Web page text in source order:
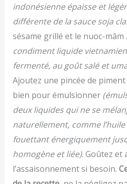
indonésienne épaisse et
différente de la sauce soja
sésame grillé et le nuoc-mâm
condiment liquide
fermenté, au goût salé et
Ajoutez une pincée de piment
bien pour émulsionner
deux liquides qui ne se
naturellement, comme
fouettant énergiquement
homogène et liée). Goûtez et
l’assaisonnement si besoin.